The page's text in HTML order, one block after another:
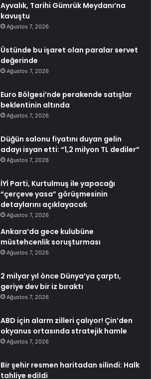
Ayvalık, Tarihi Gümrük Meydanı’na
kavuştu
Ağustos 7, 2026
Üstünde bu işaret olan paralar servet
değerinde
Ağustos 7, 2026
Euro Bölgesi’nde perakende satışlar
beklentinin altında
Ağustos 7, 2026
Düğün salonu fiyatını duyan gelin
adayı isyan etti: “1,2 milyon TL dediler”
Ağustos 7, 2026
İYİ Parti, Kurtulmuş ile yapacağı
“çerçeve yasa” görüşmesinin
detaylarını açıklayacak
Ağustos 7, 2026
Ankara’da gece kulubüne
müstehcenlik soruşturması
Ağustos 7, 2026
2 milyar yıl önce Dünya’ya çarptı,
geriye dev bir iz bıraktı
Ağustos 7, 2026
ABD için alarm zilleri çalıyor! Çin’den
okyanus ortasında stratejik hamle
Ağustos 7, 2026
Bir şehir resmen haritadan silindi: Halk
tahliye edildi